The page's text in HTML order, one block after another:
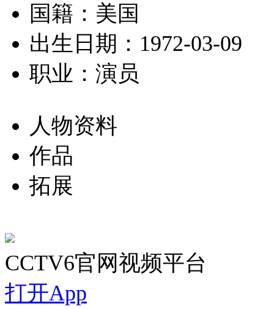
国籍：美国
出生日期：1972-03-09
职业：演员
人物资料
作品
拓展
CCTV6官网视频平台
打开App